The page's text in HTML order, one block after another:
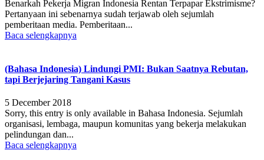
Benarkah Pekerja Migran Indonesia Rentan Terpapar Ekstrimisme?
Pertanyaan ini sebenarnya sudah terjawab oleh sejumlah
pemberitaan media. Pemberitaan...
Baca selengkapnya
(Bahasa Indonesia) Lindungi PMI: Bukan Saatnya Rebutan,
tapi Berjejaring Tangani Kasus
5 December 2018
Sorry, this entry is only available in Bahasa Indonesia. Sejumlah
organisasi, lembaga, maupun komunitas yang bekerja melakukan
pelindungan dan...
Baca selengkapnya